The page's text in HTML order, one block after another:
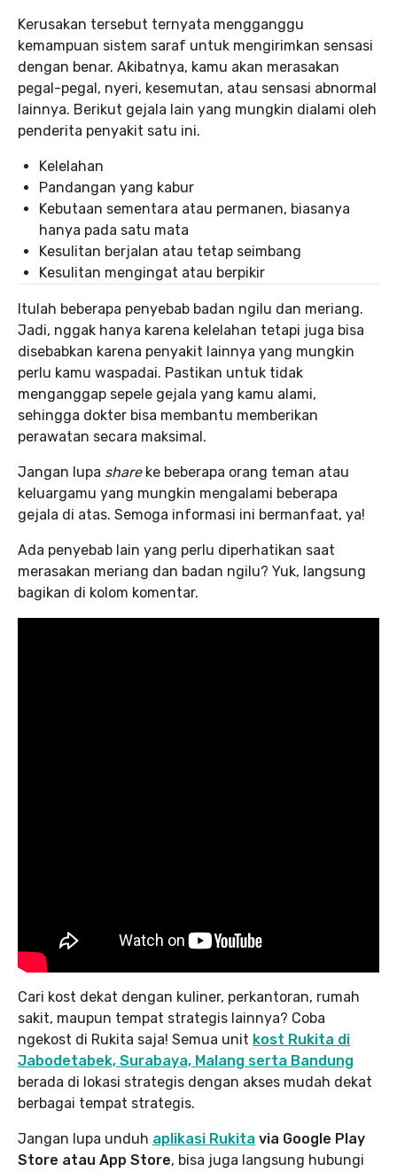
Kerusakan tersebut ternyata mengganggu
kemampuan sistem saraf untuk mengirimkan sensasi
dengan benar. Akibatnya, kamu akan merasakan
pegal-pegal, nyeri, kesemutan, atau sensasi abnormal
lainnya. Berikut gejala lain yang mungkin dialami oleh
penderita penyakit satu ini.
Kelelahan
Pandangan yang kabur
Kebutaan sementara atau permanen, biasanya
hanya pada satu mata
Kesulitan berjalan atau tetap seimbang
Kesulitan mengingat atau berpikir
Itulah beberapa penyebab badan ngilu dan meriang.
Jadi, nggak hanya karena kelelahan tetapi juga bisa
disebabkan karena penyakit lainnya yang mungkin
perlu kamu waspadai. Pastikan untuk tidak
menganggap sepele gejala yang kamu alami,
sehingga dokter bisa membantu memberikan
perawatan secara maksimal.
Jangan lupa shareke beberapa orang teman atau
keluargamu yang mungkin mengalami beberapa
gejala di atas. Semoga informasi ini bermanfaat, ya!
Ada penyebab lain yang perlu diperhatikan saat
merasakan meriang dan badan ngilu? Yuk, langsung
bagikan di kolom komentar.
Cari kost dekat dengan kuliner, perkantoran, rumah
sakit, maupun tempat strategis lainnya? Coba
ngekost di Rukita saja! Semua unit kost Rukita di
Jabodetabek, Surabaya, Malang serta Bandung
berada di lokasi strategis dengan akses mudah dekat
berbagai tempat strategis.
Jangan lupa unduh aplikasi Rukita via Google Play
Store atau App Store, bisa juga langsung hubungi